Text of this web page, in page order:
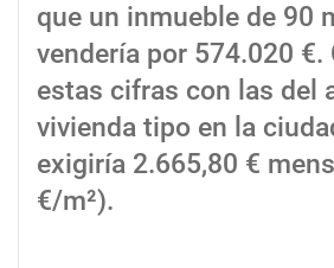
que un inmueble de 90
vendería por 574.020 €.
estas cifras con las del
vivienda tipo en la
exigiría 2.665,80 €
€/m²).